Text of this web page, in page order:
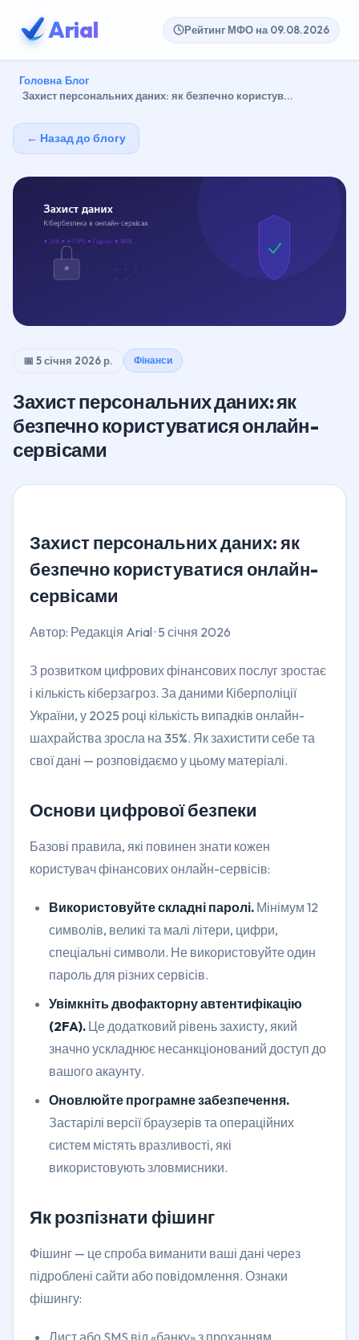
Arial Рейтинг МФО на 09.08.2026
Головна Блог
Захист персональних даних: як безпечно користув...
← Назад до блогу
📅 5 січня 2026 р. Фінанси
Захист персональних даних: як
безпечно користуватися онлайн-
сервісами
Захист персональних даних: як
безпечно користуватися онлайн-
сервісами
Автор: Редакція Arial · 5 січня 2026
З розвитком цифрових фінансових послуг зростає
і кількість кіберзагроз. За даними Кіберполіції
України, у 2025 році кількість випадків онлайн-
шахрайства зросла на 35%. Як захистити себе та
свої дані — розповідаємо у цьому матеріалі.
Основи цифрової безпеки
Базові правила, які повинен знати кожен
користувач фінансових онлайн-сервісів:
Використовуйте складні паролі. Мінімум 12
символів, великі та малі літери, цифри,
спеціальні символи. Не використовуйте один
пароль для різних сервісів.
Увімкніть двофакторну автентифікацію
(2FA). Це додатковий рівень захисту, який
значно ускладнює несанкціонований доступ до
вашого акаунту.
Оновлюйте програмне забезпечення.
Застарілі версії браузерів та операційних
систем містять вразливості, які
використовують зловмисники.
Як розпізнати фішинг
Фішинг — це спроба виманити ваші дані через
підроблені сайти або повідомлення. Ознаки
фішингу:
Лист або SMS від «банку» з проханням